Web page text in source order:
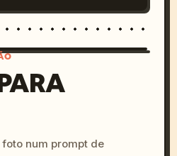
colors, 8k --v 6.0
num prompt de